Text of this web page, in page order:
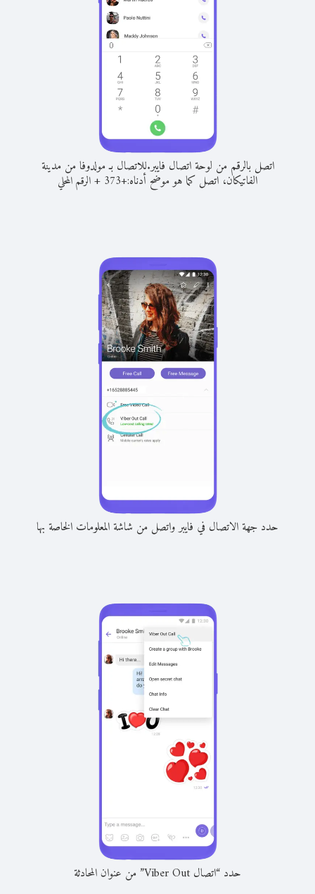
اتصل بالرقم من لوحة اتصال فايبر.للاتصال بـ مولدوفا من مدينة
الفاتيكان، اتصل كما هو موضح أدناه:+
373
+الرقم المحلي
حدد جهة الاتصال في فايبر واتصل من شاشة المعلومات الخاصة بها
حدد “اتصال Viber Out” من عنوان المحادثة